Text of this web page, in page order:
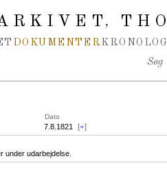
,
DOKUMENTER
Søg
Dato
7.8.1821 [+]
under udarbejdelse.